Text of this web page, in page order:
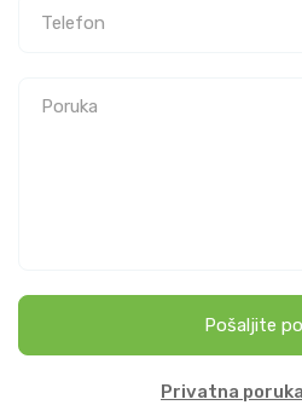
Pošaljite
Privatna